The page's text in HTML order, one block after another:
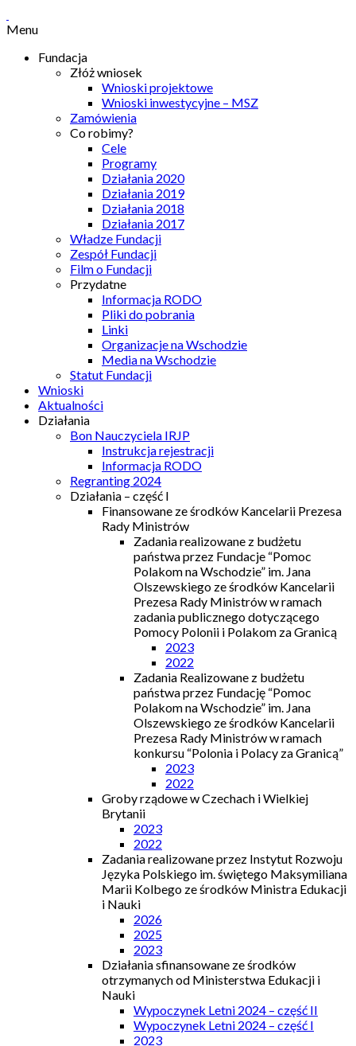
Menu
Fundacja
Złóż wniosek
Wnioski projektowe
Wnioski inwestycyjne – MSZ
Zamówienia
Co robimy?
Cele
Programy
Działania 2020
Działania 2019
Działania 2018
Działania 2017
Władze Fundacji
Zespół Fundacji
Film o Fundacji
Przydatne
Informacja RODO
Pliki do pobrania
Linki
Organizacje na Wschodzie
Media na Wschodzie
Statut Fundacji
Wnioski
Aktualności
Działania
Bon Nauczyciela IRJP
Instrukcja rejestracji
Informacja RODO
Regranting 2024
Działania – część I
Finansowane ze środków Kancelarii Prezesa
Rady Ministrów
Zadania realizowane z budżetu
państwa przez Fundacje “Pomoc
Polakom na Wschodzie” im. Jana
Olszewskiego ze środków Kancelarii
Prezesa Rady Ministrów w ramach
zadania publicznego dotyczącego
Pomocy Polonii i Polakom za Granicą
2023
2022
Zadania Realizowane z budżetu
państwa przez Fundację “Pomoc
Polakom na Wschodzie” im. Jana
Olszewskiego ze środków Kancelarii
Prezesa Rady Ministrów w ramach
konkursu “Polonia i Polacy za Granicą”
2023
2022
Groby rządowe w Czechach i Wielkiej
Brytanii
2023
2022
Zadania realizowane przez Instytut Rozwoju
Języka Polskiego im. świętego Maksymiliana
Marii Kolbego ze środków Ministra Edukacji
i Nauki
2026
2025
2023
Działania sfinansowane ze środków
otrzymanych od Ministerstwa Edukacji i
Nauki
Wypoczynek Letni 2024 – część II
Wypoczynek Letni 2024 – część I
2023